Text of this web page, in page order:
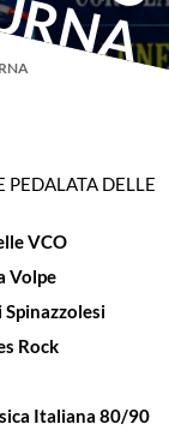
DELLE
VCO
Volpe
Rock
Italiana 80/90